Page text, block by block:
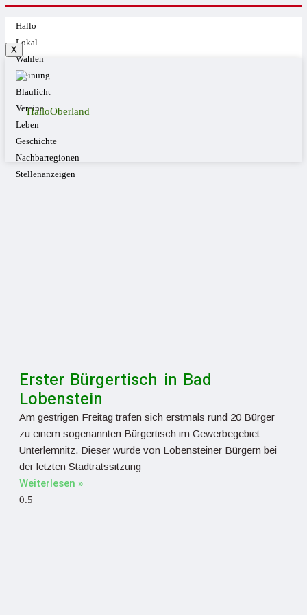
Hallo
Lokal
Wahlen
Meinung
Blaulicht
Vereine
Leben
Geschichte
Nachbarregionen
Stellenanzeigen
X
Erster Bürgertisch in Bad
Lobenstein
Am gestrigen Freitag trafen sich erstmals rund 20 Bürger
zu einem sogenannten Bürgertisch im Gewerbegebiet
Unterlemnitz. Dieser wurde von Lobensteiner Bürgern bei
der letzten Stadtratssitzung
Weiterlesen »